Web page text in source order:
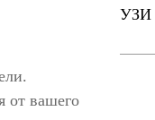
от вашего
УЗИ